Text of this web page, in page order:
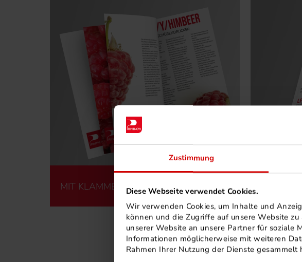
Zustimmung
Diese Webseite verwendet Cookies.
Wir verwenden Cookies, um Inhalte und
können und die Zugriffe auf unsere Website
unserer Website an unsere Partner für soziale
Informationen möglicherweise mit weiteren
Rahmen Ihrer Nutzung der Dienste gesammelt
MIT KLAMMERHEFTUNG